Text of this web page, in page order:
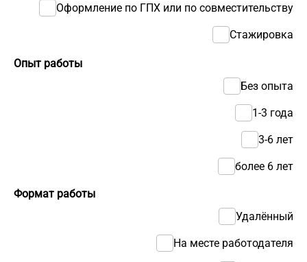
Оформление по ГПХ или по совместительству
Стажировка
Опыт работы
Без опыта
1-3 года
3-6 лет
более 6 лет
Формат работы
Удалённый
На месте работодателя